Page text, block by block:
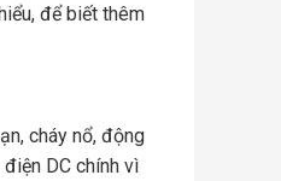
để biết thêm
cháy nổ, động
DC chính vì